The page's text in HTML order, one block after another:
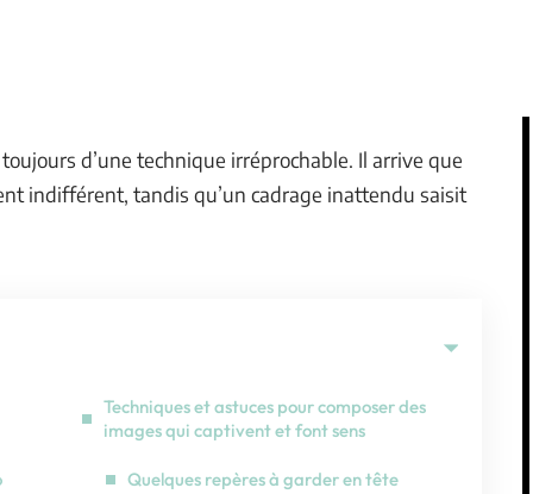
d’une technique irréprochable. Il arrive que
indifférent, tandis qu’un cadrage inattendu saisit
Techniques et astuces pour composer des
images qui captivent et font sens
Quelques repères à garder en tête